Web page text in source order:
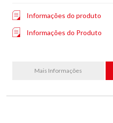
Informações do produto
Informações do Produto
Mais Informações